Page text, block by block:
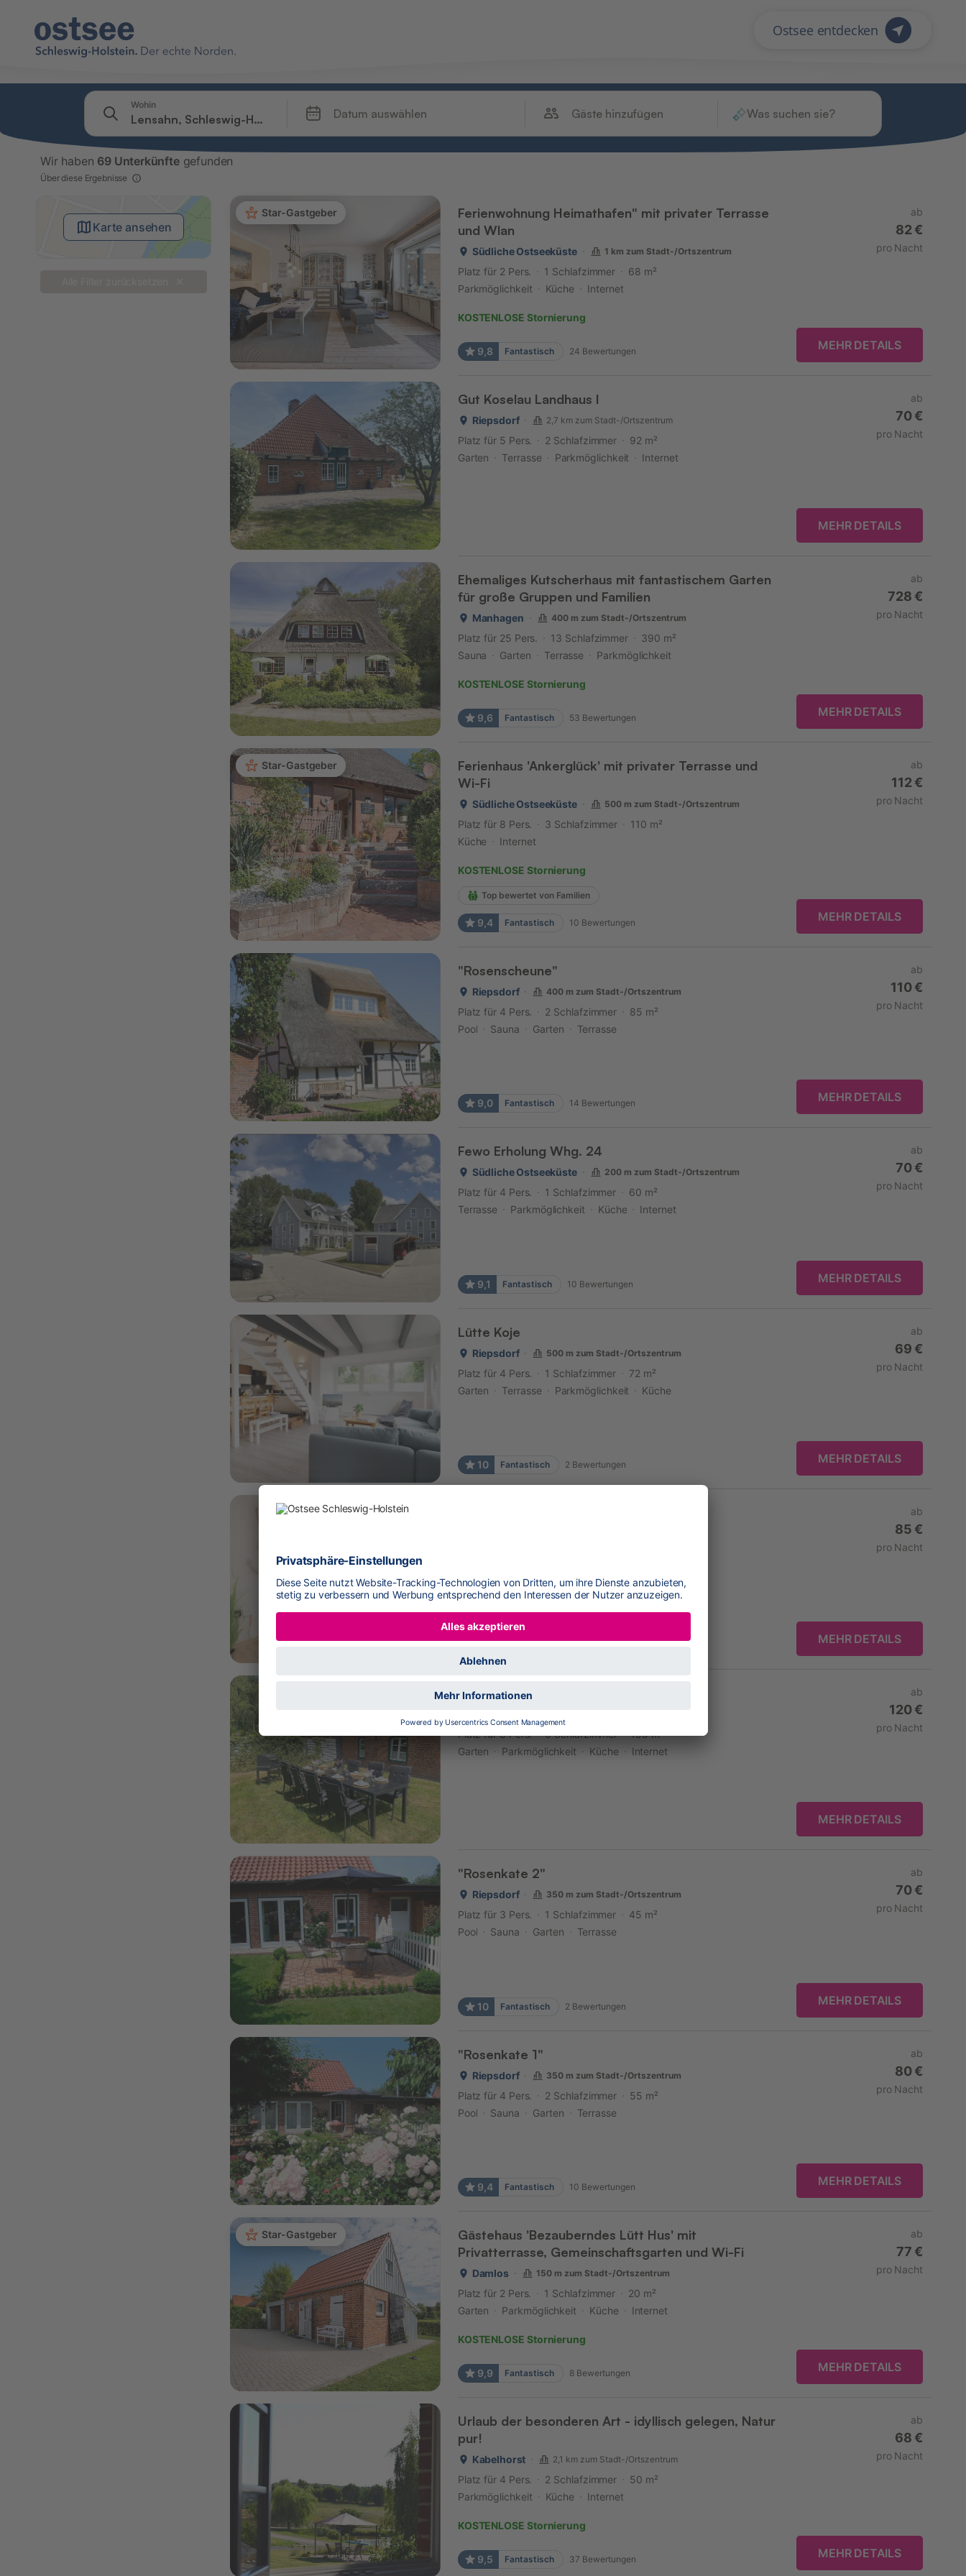
Filter
Angebote
Wohin
Datum auswählen Gäste hinzufügen Was suchen sie?
Wir haben 69 Unterkünftegefunden
Über diese Ergebnisse
Karte ansehen
Star-Gastgeber
Ferienwohnung Heimathafen" mit privater Terrasse
und Wlan
Südliche Ostseeküste 1 km zum Stadt-/Ortszentrum
Platz für 2 Pers. 1 Schlafzimmer
68 m²
Parkmöglichkeit
Küche Internet
KOSTENLOSE Stornierung
9,8 Fantastisch 24 Bewertungen
ab
82 €
pro Nacht
MEHR DETAILS
Gut Koselau Landhaus I
Riepsdorf 2,7 km zum Stadt-/Ortszentrum
Platz für 5 Pers. 2 Schlafzimmer
92 m²
Garten
Terrasse Parkmöglichkeit Internet
ab
70 €
pro Nacht
MEHR DETAILS
Ehemaliges Kutscherhaus mit fantastischem Garten
für große Gruppen und Familien
Manhagen 400 m zum Stadt-/Ortszentrum
Platz für 25 Pers. 13 Schlafzimmer
390 m²
Sauna
Garten Terrasse Parkmöglichkeit
KOSTENLOSE Stornierung
9,6 Fantastisch 53 Bewertungen
ab
728 €
pro Nacht
MEHR DETAILS
Star-Gastgeber
Ferienhaus 'Ankerglück' mit privater Terrasse und
Wi-Fi
Südliche Ostseeküste 500 m zum Stadt-/Ortszentrum
Platz für 8 Pers. 3 Schlafzimmer
110 m²
Küche
Internet
KOSTENLOSE Stornierung
Top bewertet von Familien
9,4 Fantastisch 10 Bewertungen
ab
112 €
pro Nacht
MEHR DETAILS
"Rosenscheune"
Riepsdorf 400 m zum Stadt-/Ortszentrum
Platz für 4 Pers. 2 Schlafzimmer
85 m²
Pool
Sauna Garten Terrasse
9,0 Fantastisch 14 Bewertungen
ab
110 €
pro Nacht
MEHR DETAILS
Fewo Erholung Whg. 24
Südliche Ostseeküste 200 m zum Stadt-/Ortszentrum
Platz für 4 Pers. 1 Schlafzimmer
60 m²
Terrasse
Parkmöglichkeit Küche Internet
9,1 Fantastisch 10 Bewertungen
ab
70 €
pro Nacht
MEHR DETAILS
Lütte Koje
Riepsdorf 500 m zum Stadt-/Ortszentrum
Platz für 4 Pers. 1 Schlafzimmer
72 m²
Garten
Terrasse Parkmöglichkeit Küche
10 Fantastisch 2 Bewertungen
ab
69 €
pro Nacht
MEHR DETAILS
9,2
ab
85 €
pro Nacht
MEHR DETAILS
Gut Koselau Landhaus V
Platz für 8 Pers. 5 Schlafzimmer
150 m²
Garten
Parkmöglichkeit Küche Internet
ab
120 €
pro Nacht
MEHR DETAILS
"Rosenkate 2"
Riepsdorf 350 m zum Stadt-/Ortszentrum
Platz für 3 Pers. 1 Schlafzimmer
45 m²
Pool
Sauna Garten Terrasse
10 Fantastisch 2 Bewertungen
ab
70 €
pro Nacht
MEHR DETAILS
"Rosenkate 1"
Riepsdorf 350 m zum Stadt-/Ortszentrum
Platz für 4 Pers. 2 Schlafzimmer
55 m²
Pool
Sauna Garten Terrasse
9,4 Fantastisch 10 Bewertungen
ab
80 €
pro Nacht
MEHR DETAILS
Star-Gastgeber
Gästehaus 'Bezauberndes Lütt Hus' mit
Privatterrasse, Gemeinschaftsgarten und Wi-Fi
Damlos 150 m zum Stadt-/Ortszentrum
Platz für 2 Pers. 1 Schlafzimmer
20 m²
Garten
Parkmöglichkeit Küche Internet
KOSTENLOSE Stornierung
9,9 Fantastisch 8 Bewertungen
ab
77 €
pro Nacht
MEHR DETAILS
Urlaub der besonderen Art - idyllisch gelegen, Natur
pur!
Kabelhorst 2,1 km zum Stadt-/Ortszentrum
Platz für 4 Pers. 2 Schlafzimmer
50 m²
Parkmöglichkeit
Küche Internet
KOSTENLOSE Stornierung
9,5 Fantastisch 37 Bewertungen
ab
68 €
pro Nacht
MEHR DETAILS